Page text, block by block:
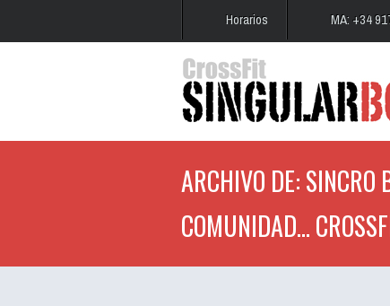
Horarios MA: +34
ARCHIVO DE: SINCRO
COMUNIDAD...